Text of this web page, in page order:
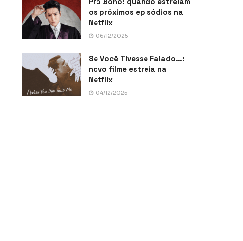
os próximos episódios na
Netflix
06/12/2025
Se Você Tivesse Falado…:
novo filme estreia na
Netflix
04/12/2025